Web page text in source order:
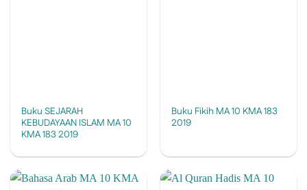
Buku SEJARAH
KEBUDAYAAN ISLAM MA 10
KMA 183 2019
Buku Fikih MA 10 KMA 183
2019